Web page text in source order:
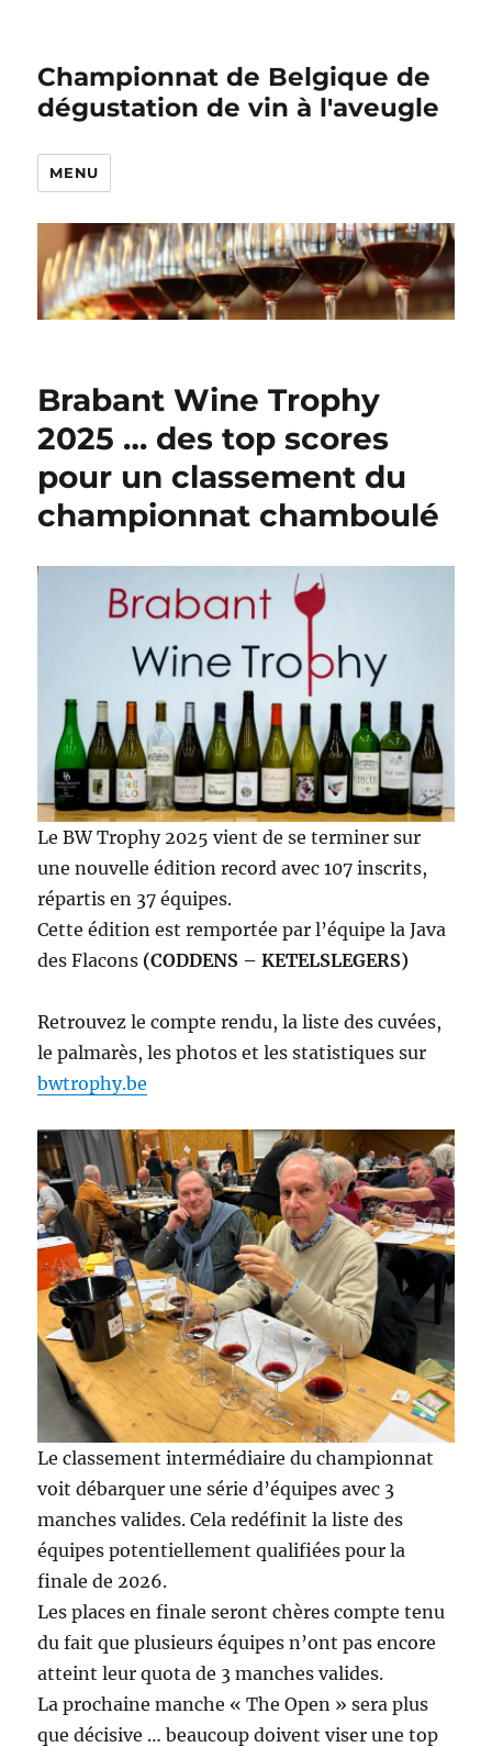
Championnat de Belgique de
dégustation de vin à l'aveugle
MENU
Brabant Wine Trophy
2025 … des top scores
pour un classement du
championnat chamboulé
Le BW Trophy 2025 vient de se terminer sur
une nouvelle édition record avec 107 inscrits,
répartis en 37 équipes.
Cette édition est remportée par l’équipe la Java
des Flacons (CODDENS – KETELSLEGERS)
Retrouvez le compte rendu, la liste des cuvées,
le palmarès, les photos et les statistiques sur
bwtrophy.be
Le classement intermédiaire du championnat
voit débarquer une série d’équipes avec 3
manches valides. Cela redéfinit la liste des
équipes potentiellement qualifiées pour la
finale de 2026.
Les places en finale seront chères compte tenu
du fait que plusieurs équipes n’ont pas encore
atteint leur quota de 3 manches valides.
La prochaine manche « The Open » sera plus
que décisive … beaucoup doivent viser une top